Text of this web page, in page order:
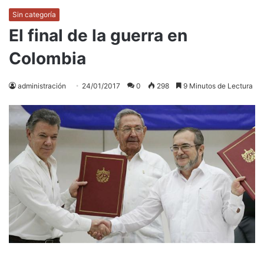
Sin categoría
El final de la guerra en
Colombia
administración 24/01/2017 0 298 9 Minutos de Lectura